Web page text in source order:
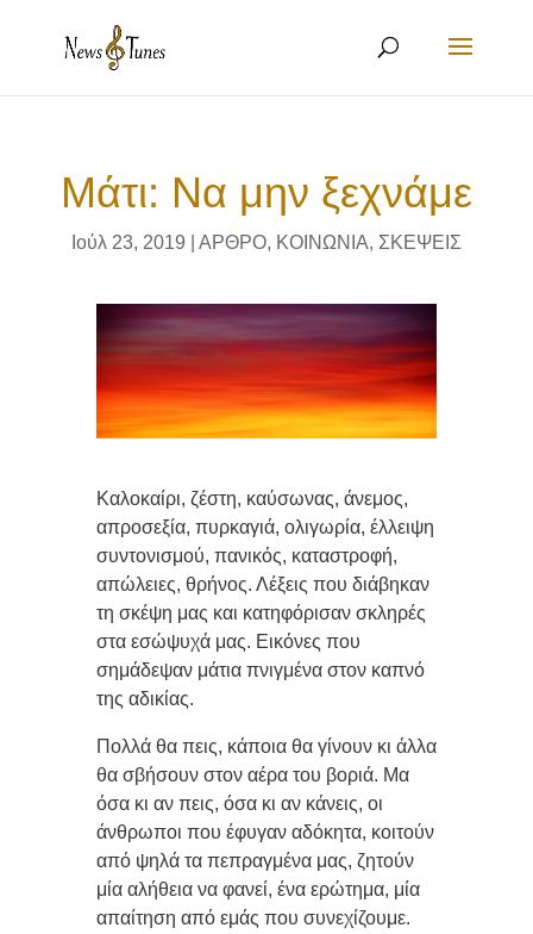
Μάτι: Να μην ξεχνάμε
Ιούλ 23, 2019 ΑΡΘΡΟ, ΚΟΙΝΩΝΙΑ, ΣΚΕΨΕΙΣ
Καλοκαίρι, ζέστη, καύσωνας, άνεμος,
απροσεξία, πυρκαγιά, ολιγωρία, έλλειψη
συντονισμού, πανικός, καταστροφή,
απώλειες, θρήνος. Λέξεις που διάβηκαν
τη σκέψη μας και κατηφόρισαν σκληρές
στα εσώψυχά μας. Εικόνες που
σημάδεψαν μάτια πνιγμένα στον καπνό
της αδικίας.
Πολλά θα πεις, κάποια θα γίνουν κι άλλα
θα σβήσουν στον αέρα του βοριά. Μα
όσα κι αν πεις, όσα κι αν κάνεις, οι
άνθρωποι που έφυγαν αδόκητα, κοιτούν
από ψηλά τα πεπραγμένα μας, ζητούν
μία αλήθεια να φανεί, ένα ερώτημα, μία
απαίτηση από εμάς που συνεχίζουμε.